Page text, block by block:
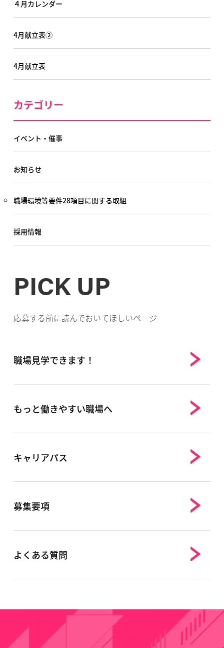
４月カレンダー
4月献立表②
4月献立表
カテゴリー
イベント・催事
お知らせ
職場環境等要件28項目に関する取組
採用情報
PICK UP
応募する前に読んでおいてほしいページ
職場見学できます！
もっと働きやすい職場へ
キャリアパス
募集要項
よくある質問